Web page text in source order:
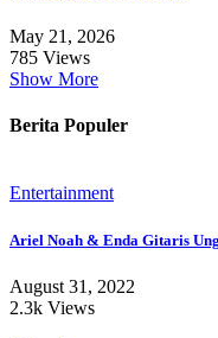
May 21, 2026
785 Views
Show More
Berita Populer
Entertainment
Ariel Noah & Enda Gitaris
August 31, 2022
2.3k Views